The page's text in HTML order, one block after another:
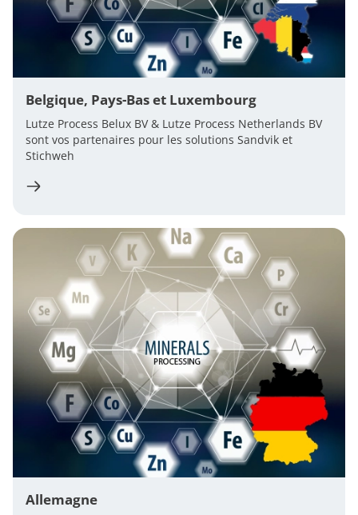
Belgique, Pays-Bas et Luxembourg
Lutze Process Belux BV & Lutze Process Netherlands BV
sont vos partenaires pour les solutions Sandvik et
Stichweh
Allemagne